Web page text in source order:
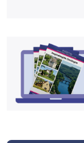
van deze